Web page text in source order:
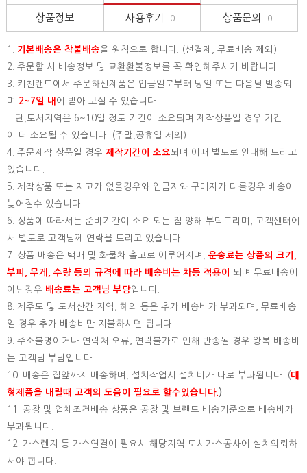
상품정보 사용후기 0 상품문의 0
1. 기본배송은 착불배송을 원칙으로 합니다. (선결제, 무료배송 제외)
2. 주문할 시 배송정보 및 교환환불정보를 꼭 확인해주시기 바랍니다.
3. 키친랜드에서 주문하신제품은 입금일로부터 당일 또는 다음날 발송되
며
2~7일 내 에 받아 보실 수 있습니다.
단,도서지역은 6~10일 정도 기간이 소요되며 제작상품일 경우 기간
이 더 소요될 수 있습니다. (주말,공휴일 제외)
4. 주문제작 상품일 경우 제작기간이 소요되며 이때 별도로 안내해 드리고
있습니다.
5. 제작상품 또는 재고가 없을경우와 입금자와 구매자가 다를경우 배송이
늦어질수 있습니다.
6. 상품에 따라서는 준비기간이 소요 되는 점 양해 부탁드리며, 고객센터에
서 별도로 고객님께 연락을 드리고 있습니다.
7. 상품 배송은 택배 및 화물차 출고로 이루어지며, 운송료는 상품의 크기,
부피, 무게, 수량 등의 규격에 따라 배송비는 차등 적용이
되며 무료배송이
아닌경우 배송료는 고객님 부담입니다.
8. 제주도 및 도서산간 지역, 해외 등은 추가 배송비가 부과되며, 무료배송
일 경우 추가 배송비만 지불하시면 됩니다.
9. 주소불명이거나 연락처 오류, 연락불가로 인해 반송될 경우 왕복 배송비
는 고객님 부담입니다.
10. 배송은 집앞까지 배송하며, 설치작업시 설치비가 따로 부과됩니다. (대
형제품을 내릴때 고객의 도움이 필요로 할수있습니다. )
11. 공장 및 업체조건배송 상품은 공장 및 브랜드 배송기준으로 배송비가
부과됩니다.
12. 가스렌지 등 가스연결이 필요시 해당지역 도시가스공사에 설치의뢰하
셔야 합니다.